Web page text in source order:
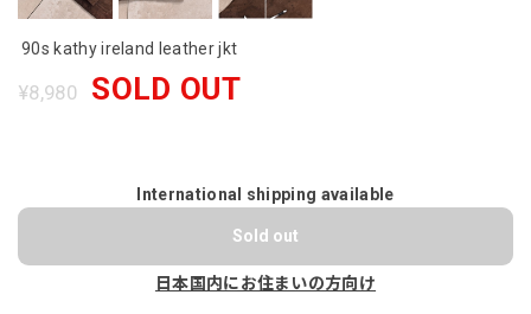
90s kathy ireland leather jkt
¥8,980 SOLD OUT
International shipping available
Sold out
日本国内にお住まいの方向け